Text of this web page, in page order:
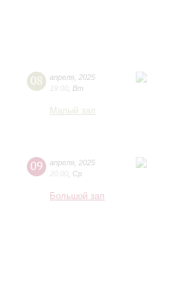
08 апреля 2025
19:00 Вт
Малый зал
09 апреля 2025
20:00 Ср
Большой зал